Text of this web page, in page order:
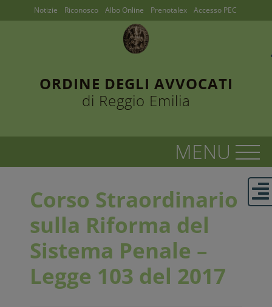
ORDINE DEGLI AVVOCATI
di Reggio Emilia
Notizie Riconosco Albo Online Prenotalex Accesso PEC
Corso Straordinario
sulla Riforma del
Sistema Penale –
Legge 103 del 2017